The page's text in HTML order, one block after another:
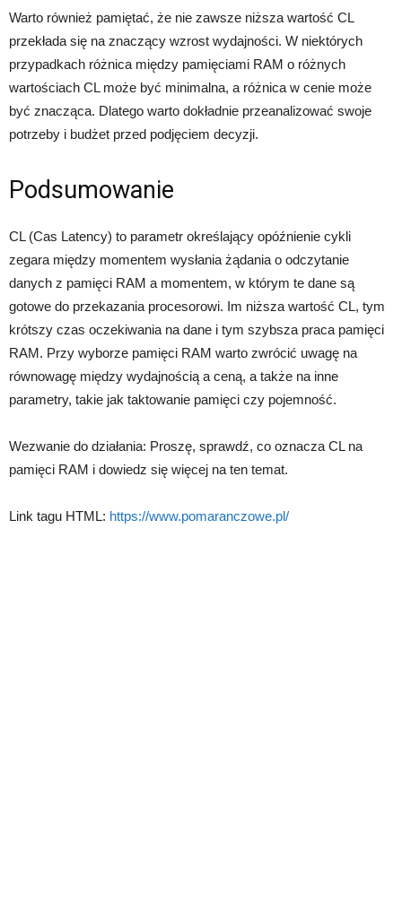
Warto również pamiętać, że nie zawsze niższa wartość CL
przekłada się na znaczący wzrost wydajności. W niektórych
przypadkach różnica między pamięciami RAM o różnych
wartościach CL może być minimalna, a różnica w cenie może
być znacząca. Dlatego warto dokładnie przeanalizować swoje
potrzeby i budżet przed podjęciem decyzji.
Podsumowanie
CL (Cas Latency) to parametr określający opóźnienie cykli
zegara między momentem wysłania żądania o odczytanie
danych z pamięci RAM a momentem, w którym te dane są
gotowe do przekazania procesorowi. Im niższa wartość CL, tym
krótszy czas oczekiwania na dane i tym szybsza praca pamięci
RAM. Przy wyborze pamięci RAM warto zwrócić uwagę na
równowagę między wydajnością a ceną, a także na inne
parametry, takie jak taktowanie pamięci czy pojemność.
Wezwanie do działania: Proszę, sprawdź, co oznacza CL na
pamięci RAM i dowiedz się więcej na ten temat.
Link tagu HTML: https://www.pomaranczowe.pl/